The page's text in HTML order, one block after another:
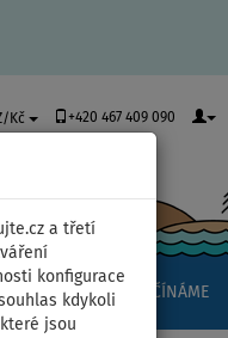
a třetí
konfigurace
kdykoli
jsou
Kč +420 467 409 090
PŘÍSLUŠENSTVÍ ZAČÍNÁME